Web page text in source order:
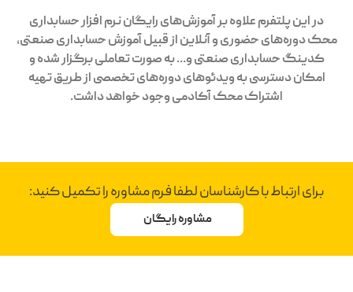
در این پلتفرم علاوه بر آموزش‌های رایگان نرم افزار حسابداری
محک دوره‌های حضوری و آنلاین از قبیل آموزش حسابداری صنعتی،
کدینگ حسابداری صنعتی و... به صورت تعاملی برگزار شده و
امکان دسترسی به ویدئوهای دوره‌های تخصصی از طریق تهیه
اشتراک محک آکادمی وجود خواهد داشت.
برای ارتباط با کارشناسان لطفا فرم مشاوره را تکمیل کنید:
مشاوره رایگان